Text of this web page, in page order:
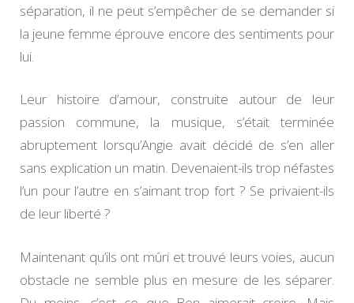
séparation, il ne peut s’empêcher de se demander si
la jeune femme éprouve encore des sentiments pour
lui.
Leur histoire d’amour, construite autour de leur
passion commune, la musique, s’était terminée
abruptement lorsqu’Angie avait décidé de s’en aller
sans explication un matin. Devenaient-ils trop néfastes
l’un pour l’autre en s’aimant trop fort ? Se privaient-ils
de leur liberté ?
Maintenant qu’ils ont mûri et trouvé leurs voies, aucun
obstacle ne semble plus en mesure de les séparer.